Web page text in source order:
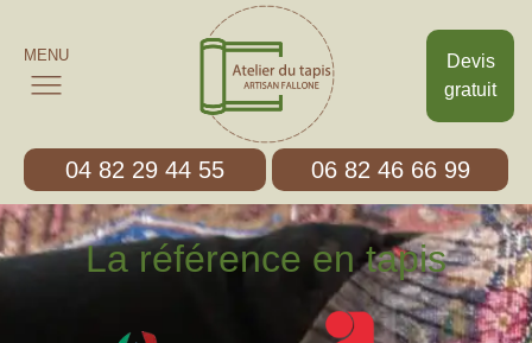
Devis
gratuit
MENU
04 82 29 44 55 06 82 46 66 99
La référence en tapis